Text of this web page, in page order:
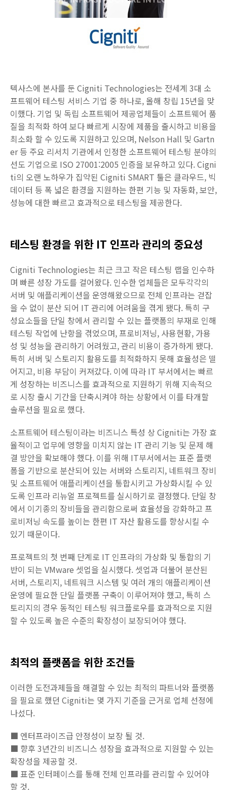
텍사스에 본사를 둔 Cigniti Technologies는 전세계 3대 소
프트웨어 테스팅 서비스 기업 중 하나로, 올해 창립 15년을 맞
이했다. 기업 및 독립 소프트웨어 제공업체들이 소프트웨어 품
질을 최적화 하여 보다 빠르게 시장에 제품을 출시하고 비용을
최소화 할 수 있도록 지원하고 있으며, Nelson Hall 및 Gartn
er 등 주요 리서치 기관에서 인정한 소프트웨어 테스팅 분야의
선도 기업으로 ISO 27001:2005 인증을 보유하고 있다. Cigni
ti의 오랜 노하우가 집약된 Cigniti SMART 툴은 클라우드, 빅
데이터 등 폭 넓은 환경을 지원하는 한편 기능 및 자동화, 보안,
성능에 대한 빠르고 효과적으로 테스팅을 제공한다.
테스팅 환경을 위한 IT 인프라 관리의 중요성
Cigniti Technologies는 최근 크고 작은 테스팅 랩을 인수하
며 빠른 성장 가도를 걸어왔다. 인수한 업체들은 모두각각의
서버 및 애플리케이션을 운영해왔으므로 전체 인프라는 걷잡
을 수 없이 분산 되어 IT 관리에 어려움을 겪게 됐다. 특히 구
성요소들을 단일 창에서 관리할 수 있는 플랫폼의 부재로 인해
테스팅 작업에 난항을 겪었으며, 프로비저닝, 사용현황, 가용
성 및 성능을 관리하기 어려웠고, 관리 비용이 증가하게 됐다.
특히 서버 및 스토리지 활용도를 최적화하지 못해 효율성은 떨
어지고, 비용 부담이 커져갔다. 이에 따라 IT 부서에서는 빠르
게 성장하는 비즈니스를 효과적으로 지원하기 위해 지속적으
로 시장 출시 기간을 단축시켜야 하는 상황에서 이를 타개할
솔루션을 필요로 했다.
소프트웨어 테스팅이라는 비즈니스 특성 상 Cigniti는 가장 효
율적이고 업무에 영향을 미치지 않는 IT 관리 기능 및 문제 해
결 방안을 확보해야 했다. 이를 위해 IT부서에서는 표준 플랫
폼을 기반으로 분산되어 있는 서버와 스토리지, 네트워크 장비
및 소프트웨어 애플리케이션을 통합시키고 가상화시킬 수 있
도록 인프라 리뉴얼 프로젝트를 실시하기로 결정했다. 단일 창
에서 이기종의 장비들을 관리함으로써 효율성을 강화하고 프
로비저닝 속도를 높이는 한편 IT 자산 활용도를 향상시킬 수
있기 때문이다.
프로젝트의 첫 번째 단계로 IT 인프라의 가상화 및 통합의 기
반이 되는 VMware 셋업을 실시했다. 셋업과 더불어 분산된
서버, 스토리지, 네트워크 시스템 및 여러 개의 애플리케이션
운영에 필요한 단일 플랫폼 구축이 이루어져야 했고, 특히 스
토리지의 경우 동적인 테스팅 워크플로우를 효과적으로 지원
할 수 있도록 높은 수준의 확장성이 보장되어야 했다.
최적의 플랫폼을 위한 조건들
이러한 도전과제들을 해결할 수 있는 최적의 파트너와 플랫폼
을 필요로 했던 Cigniti는 몇 가지 기준을 근거로 업체 선정에
나섰다.
■ 엔터프라이즈급 안정성이 보장 될 것.
■ 향후 3년간의 비즈니스 성장을 효과적으로 지원할 수 있는
확장성을 제공할 것.
■ 표준 인터페이스를 통해 전체 인프라를 관리할 수 있어야
할 것.